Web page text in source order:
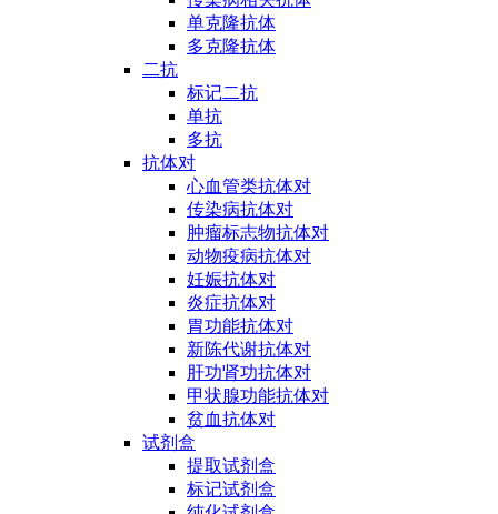
单克隆抗体
多克隆抗体
二抗
标记二抗
单抗
多抗
抗体对
心血管类抗体对
传染病抗体对
肿瘤标志物抗体对
动物疫病抗体对
妊娠抗体对
炎症抗体对
胃功能抗体对
新陈代谢抗体对
肝功肾功抗体对
甲状腺功能抗体对
贫血抗体对
试剂盒
提取试剂盒
标记试剂盒